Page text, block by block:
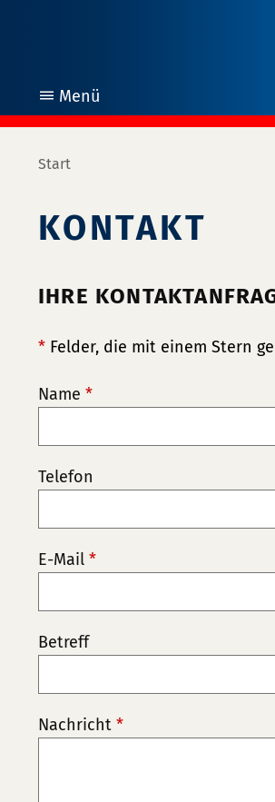
Menü
öffnen
Start
KONTAKT
IHRE
* Felder, die mit einem Stern
Name *
Telefon
E-Mail *
Betreff
Nachricht *